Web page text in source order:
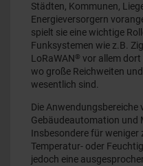
Städten, Kommunen,
Energieversorgern
spielt sie eine wichtige
Funksystemen wie z.B.
LoRaWAN® vor allem
wo große Reichweiten
wesentlich sind.
Die Anwendungsbereiche
Gebäudeautomation und
Insbesondere für
Temperatur- oder
jedoch eine